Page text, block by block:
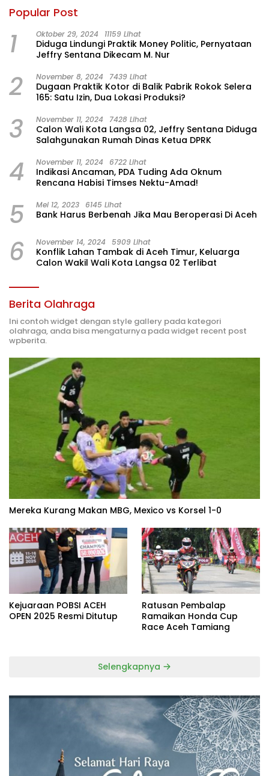
Popular Post
1 Oktober 29, 2024 11159 Lihat
Diduga Lindungi Praktik Money Politic, Pernyataan
Jeffry Sentana Dikecam M. Nur
2 November 8, 2024 7439 Lihat
Dugaan Praktik Kotor di Balik Pabrik Rokok Selera
165: Satu Izin, Dua Lokasi Produksi?
3 November 11, 2024 7428 Lihat
Calon Wali Kota Langsa 02, Jeffry Sentana Diduga
Salahgunakan Rumah Dinas Ketua DPRK
4 November 11, 2024 6722 Lihat
Indikasi Ancaman, PDA Tuding Ada Oknum
Rencana Habisi Timses Nektu-Amad!
5 Mei 12, 2023 6145 Lihat
Bank Harus Berbenah Jika Mau Beroperasi Di Aceh
6 November 14, 2024 5909 Lihat
Konflik Lahan Tambak di Aceh Timur, Keluarga
Calon Wakil Wali Kota Langsa 02 Terlibat
Berita Olahraga
Ini contoh widget dengan style gallery pada kategori
olahraga, anda bisa mengaturnya pada widget recent post
wpberita.
Mereka Kurang Makan MBG, Mexico vs Korsel 1-0
Kejuaraan POBSI ACEH
OPEN 2025 Resmi Ditutup
Ratusan Pembalap
Ramaikan Honda Cup
Race Aceh Tamiang
Selengkapnya